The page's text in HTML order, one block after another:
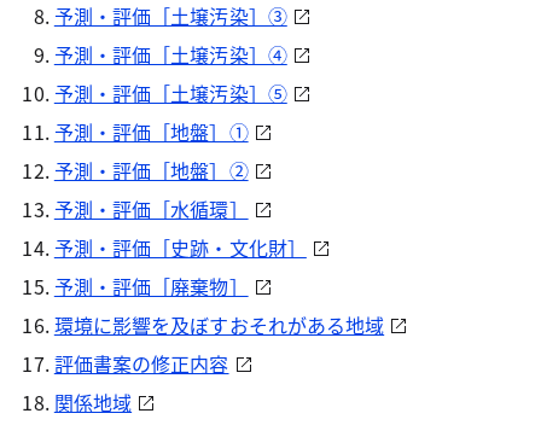
予測・評価［土壌汚染］③
予測・評価［土壌汚染］④
予測・評価［土壌汚染］⑤
予測・評価［地盤］①
予測・評価［地盤］②
予測・評価［水循環］
予測・評価［史跡・文化財］
予測・評価［廃棄物］
環境に影響を及ぼすおそれがある地域
評価書案の修正内容
関係地域